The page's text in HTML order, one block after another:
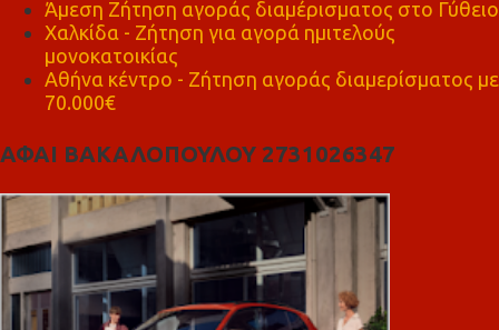
Άμεση Ζήτηση αγοράς διαμέρισματος στο Γύθειο
Χαλκίδα - Ζήτηση για αγορά ημιτελούς
μονοκατοικίας
Αθήνα κέντρο - Ζήτηση αγοράς διαμερίσματος με
70.000€
ΑΦΑΙ ΒΑΚΑΛΟΠΟΥΛΟΥ 2731026347